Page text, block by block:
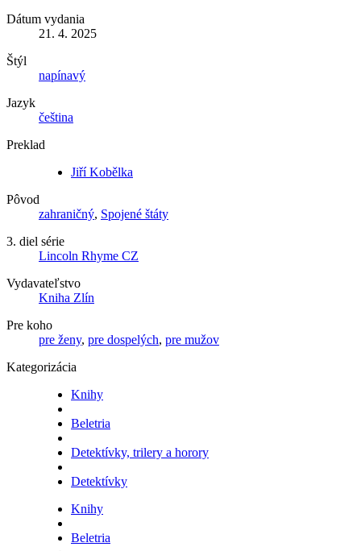
Dátum vydania
21. 4. 2025
Štýl
napínavý
Jazyk
čeština
Preklad
Jiří Kobělka
Pôvod
zahraničný, Spojené štáty
3. diel série
Lincoln Rhyme CZ
Vydavateľstvo
Kniha Zlín
Pre koho
pre ženy, pre dospelých, pre mužov
Kategorizácia
Knihy
Beletria
Detektívky, trilery a horory
Detektívky
Knihy
Beletria